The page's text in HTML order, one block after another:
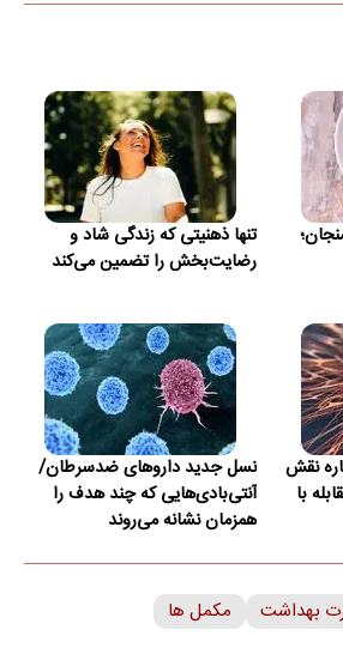
تنها ذهنیتی که زندگی شاد و
رضایت‌بخش را تضمین می‌کند
نقش
با
نسل جدید داروهای ضدسرطان/
آنتی‌بادی‌هایی که چند هدف را
همزمان نشانه می‌روند
بهداشت مکمل ها